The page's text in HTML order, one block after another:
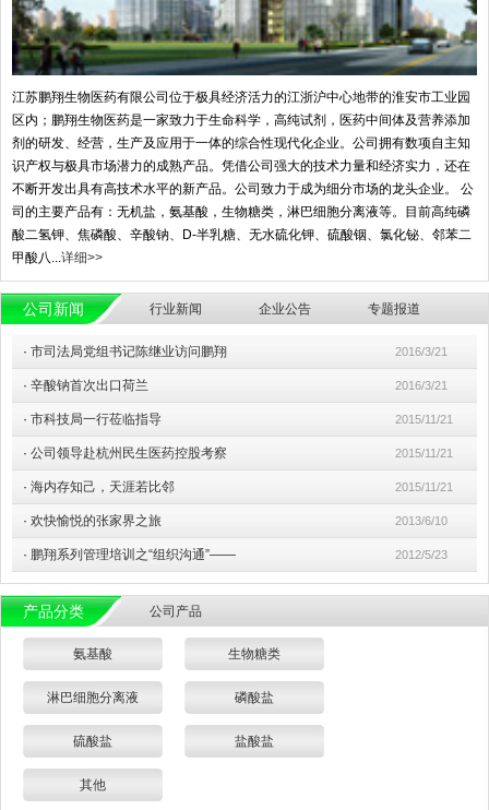
江苏鹏翔生物医药有限公司位于极具经济活力的江浙沪中心地带的淮安市工业园
区内；鹏翔生物医药是一家致力于生命科学，高纯试剂，医药中间体及营养添加
剂的研发、经营，生产及应用于一体的综合性现代化企业。公司拥有数项自主知
识产权与极具市场潜力的成熟产品。凭借公司强大的技术力量和经济实力，还在
不断开发出具有高技术水平的新产品。公司致力于成为细分市场的龙头企业。 公
司的主要产品有：无机盐，氨基酸，生物糖类，淋巴细胞分离液等。目前高纯磷
酸二氢钾、焦磷酸、辛酸钠、D-半乳糖、无水硫化钾、硫酸铟、氯化铋、邻苯二
甲酸八...详细>>
公司新闻 行业新闻 企业公告 专题报道
· 市司法局党组书记陈继业访问鹏翔 2016/3/21
· 辛酸钠首次出口荷兰 2016/3/21
· 市科技局一行莅临指导 2015/11/21
· 公司领导赴杭州民生医药控股考察 2015/11/21
· 海内存知己，天涯若比邻 2015/11/21
· 欢快愉悦的张家界之旅 2013/6/10
· 鹏翔系列管理培训之“组织沟通”—— 2012/5/23
产品分类 公司产品
氨基酸 生物糖类
淋巴细胞分离液 磷酸盐
硫酸盐 盐酸盐
其他